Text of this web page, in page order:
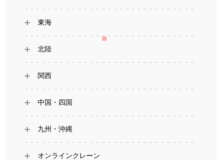
東海
北陸
関西
中国・四国
九州・沖縄
オンラインクレーン